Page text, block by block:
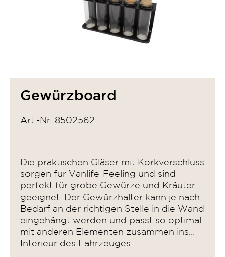
Gewürzboard
Art.-Nr. 8502562
Die praktischen Gläser mit Korkverschluss
sorgen für Vanlife-Feeling und sind
perfekt für grobe Gewürze und Kräuter
geeignet. Der Gewürzhalter kann je nach
Bedarf an der richtigen Stelle in die Wand
eingehängt werden und passt so optimal
mit anderen Elementen zusammen ins
Interieur des Fahrzeuges.